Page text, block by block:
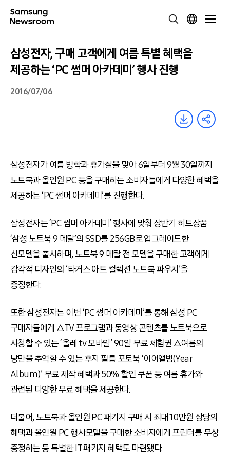
삼성전자, 구매 고객에게 여름 특별 혜택을
제공하는 ‘PC 썸머 아카데미’ 행사 진행
2016/07/06
삼성전자가 여름 방학과 휴가철을 맞아 6일부터 9월 30일까지
노트북과 올인원 PC 등을 구매하는 소비자들에게 다양한 혜택을
제공하는 ‘PC 썸머 아카데미’를 진행한다.
삼성전자는 ‘PC 썸머 아카데미’ 행사에 맞춰 상반기 히트상품
‘삼성 노트북 9 메탈’의 SSD를 256GB로 업그레이드한
신모델을 출시하며, 노트북 9 메탈 전 모델을 구매한 고객에게
감각적 디자인의 ‘타거스 아트 컬렉션 노트북 파우치’을
증정한다.
또한 삼성전자는 이번 ‘PC 썸머 아카데미’를 통해 삼성 PC
구매자들에게 △TV 프로그램과 동영상 콘텐츠를 노트북으로
시청할 수 있는 ‘올레 tv 모바일’ 90일 무료 체험권 △여름의
낭만을 추억할 수 있는 후지 필름 포토북 ‘이어앨범(Year
Album)’ 무료 제작 혜택과 50% 할인 쿠폰 등 여름 휴가와
관련된 다양한 무료 혜택을 제공한다.
더불어, 노트북과 올인원 PC 패키지 구매 시 최대 10만원 상당의
혜택과 올인원 PC 행사모델을 구매한 소비자에게 프린터를 무상
증정하는 등 특별한 IT 패키지 혜택도 마련됐다.